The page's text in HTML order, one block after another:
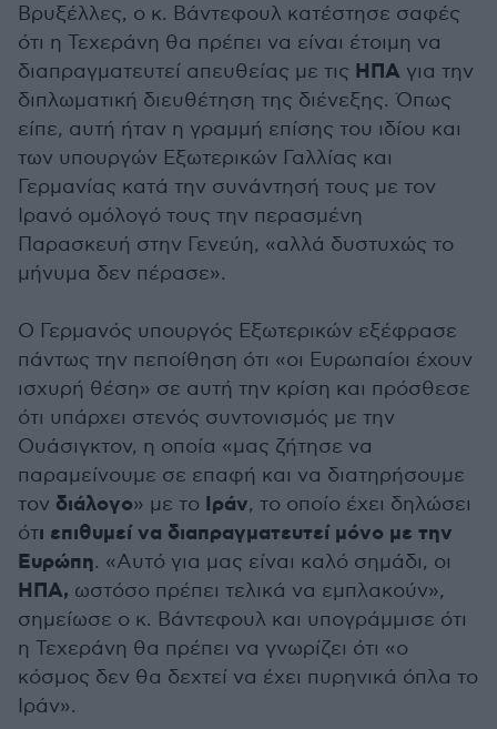
Βρυξέλλες, ο κ. Βάντεφουλ κατέστησε σαφές
ότι η Τεχεράνη θα πρέπει να είναι έτοιμη να
διαπραγματευτεί απευθείας με τις ΗΠΑ για την
διπλωματική διευθέτηση της διένεξης. Όπως
είπε, αυτή ήταν η γραμμή επίσης του ιδίου και
των υπουργών Εξωτερικών Γαλλίας και
Γερμανίας κατά την συνάντησή τους με τον
Ιρανό ομόλογό τους την περασμένη
Παρασκευή στην Γενεύη, «αλλά δυστυχώς το
μήνυμα δεν πέρασε».
Ο Γερμανός υπουργός Εξωτερικών εξέφρασε
πάντως την πεποίθηση ότι «οι Ευρωπαίοι έχουν
ισχυρή θέση» σε αυτή την κρίση και πρόσθεσε
ότι υπάρχει στενός συντονισμός με την
Ουάσιγκτον, η οποία «μας ζήτησε να
παραμείνουμε σε επαφή και να διατηρήσουμε
τον διάλογο» με το Ιράν, το οποίο έχει δηλώσει
ότι επιθυμεί να διαπραγματευτεί μόνο με την
Ευρώπη. «Αυτό για μας είναι καλό σημάδι, οι
ΗΠΑ, ωστόσο πρέπει τελικά να εμπλακούν»,
σημείωσε ο κ. Βάντεφουλ και υπογράμμισε ότι
η Τεχεράνη θα πρέπει να γνωρίζει ότι «ο
κόσμος δεν θα δεχτεί να έχει πυρηνικά όπλα το
Ιράν».